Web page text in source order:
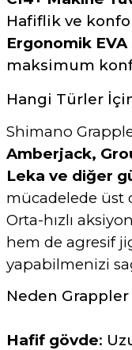
Hafiflik ve
Ergonomik EVA
maksimum
Hangi Türler
Shimano
Amberjack,
Leka ve diğer
mücadelede üst
Orta-hızlı
hem de agresif
yapabilmenizi
Neden Grappler
Hafif gövde: